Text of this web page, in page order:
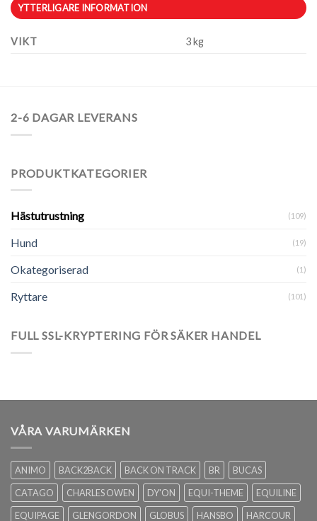
YTTERLIGARE INFORMATION
VIKT 3 kg
2-6 DAGAR LEVERANS
PRODUKTKATEGORIER
Hästutrustning (109)
Hund (19)
Okategoriserad (1)
Ryttare (101)
FULL SSL-KRYPTERING FÖR SÄKER HANDEL
VÅRA VARUMÄRKEN
ANIMO BACK2BACK BACK ON TRACK BR
BUCAS
CATAGO
CHARLES OWEN DY'ON EQUI-THEME
EQUILINE
EQUIPAGE
GLENGORDON GLOBUS HANSBO HARCOUR